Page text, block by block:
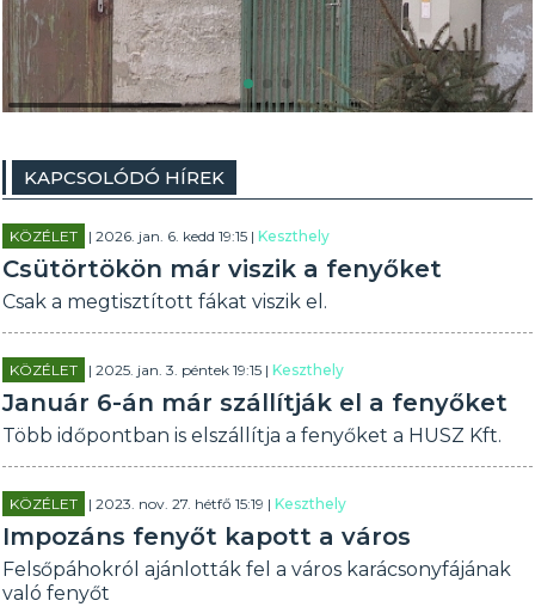
KAPCSOLÓDÓ HÍREK
KÖZÉLET | 2026. jan. 6. kedd 19:15 |Keszthely
Csütörtökön már viszik a fenyőket
Csak a megtisztított fákat viszik el.
KÖZÉLET | 2025. jan. 3. péntek 19:15 |Keszthely
Január 6-án már szállítják el a fenyőket
Több időpontban is elszállítja a fenyőket a HUSZ Kft.
KÖZÉLET | 2023. nov. 27. hétfő 15:19 |Keszthely
Impozáns fenyőt kapott a város
Felsőpáhokról ajánlották fel a város karácsonyfájának
való fenyőt